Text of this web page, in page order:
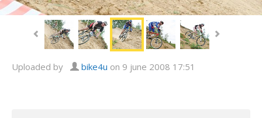
Uploaded by bike4u on 9 june 2008 17:51